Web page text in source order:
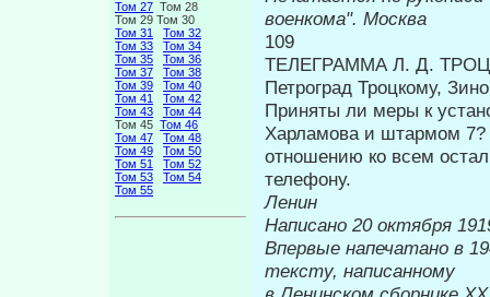
Том 27 Том 28
Том 29 Том 30
Том 31
Том 32
Том 33
Том 34
Том 35
Том 36
Том 37
Том 38
Том 39
Том 40
Том 41
Том 42
Том 43
Том 44
Том 45 Том 46
Том 47
Том 48
Том 49
Том 50
Том 51
Том 52
Том 53
Том 54
Том 55
военкома". Москва
109
ТЕЛЕГРАММА Л. Д.
Петроград Троцкому,
Приняты ли меры к
Харламова и штармом 7?
отношению ко всем
телефону.
Ленин
Написано 20 октября
Впервые
тексту, написанному